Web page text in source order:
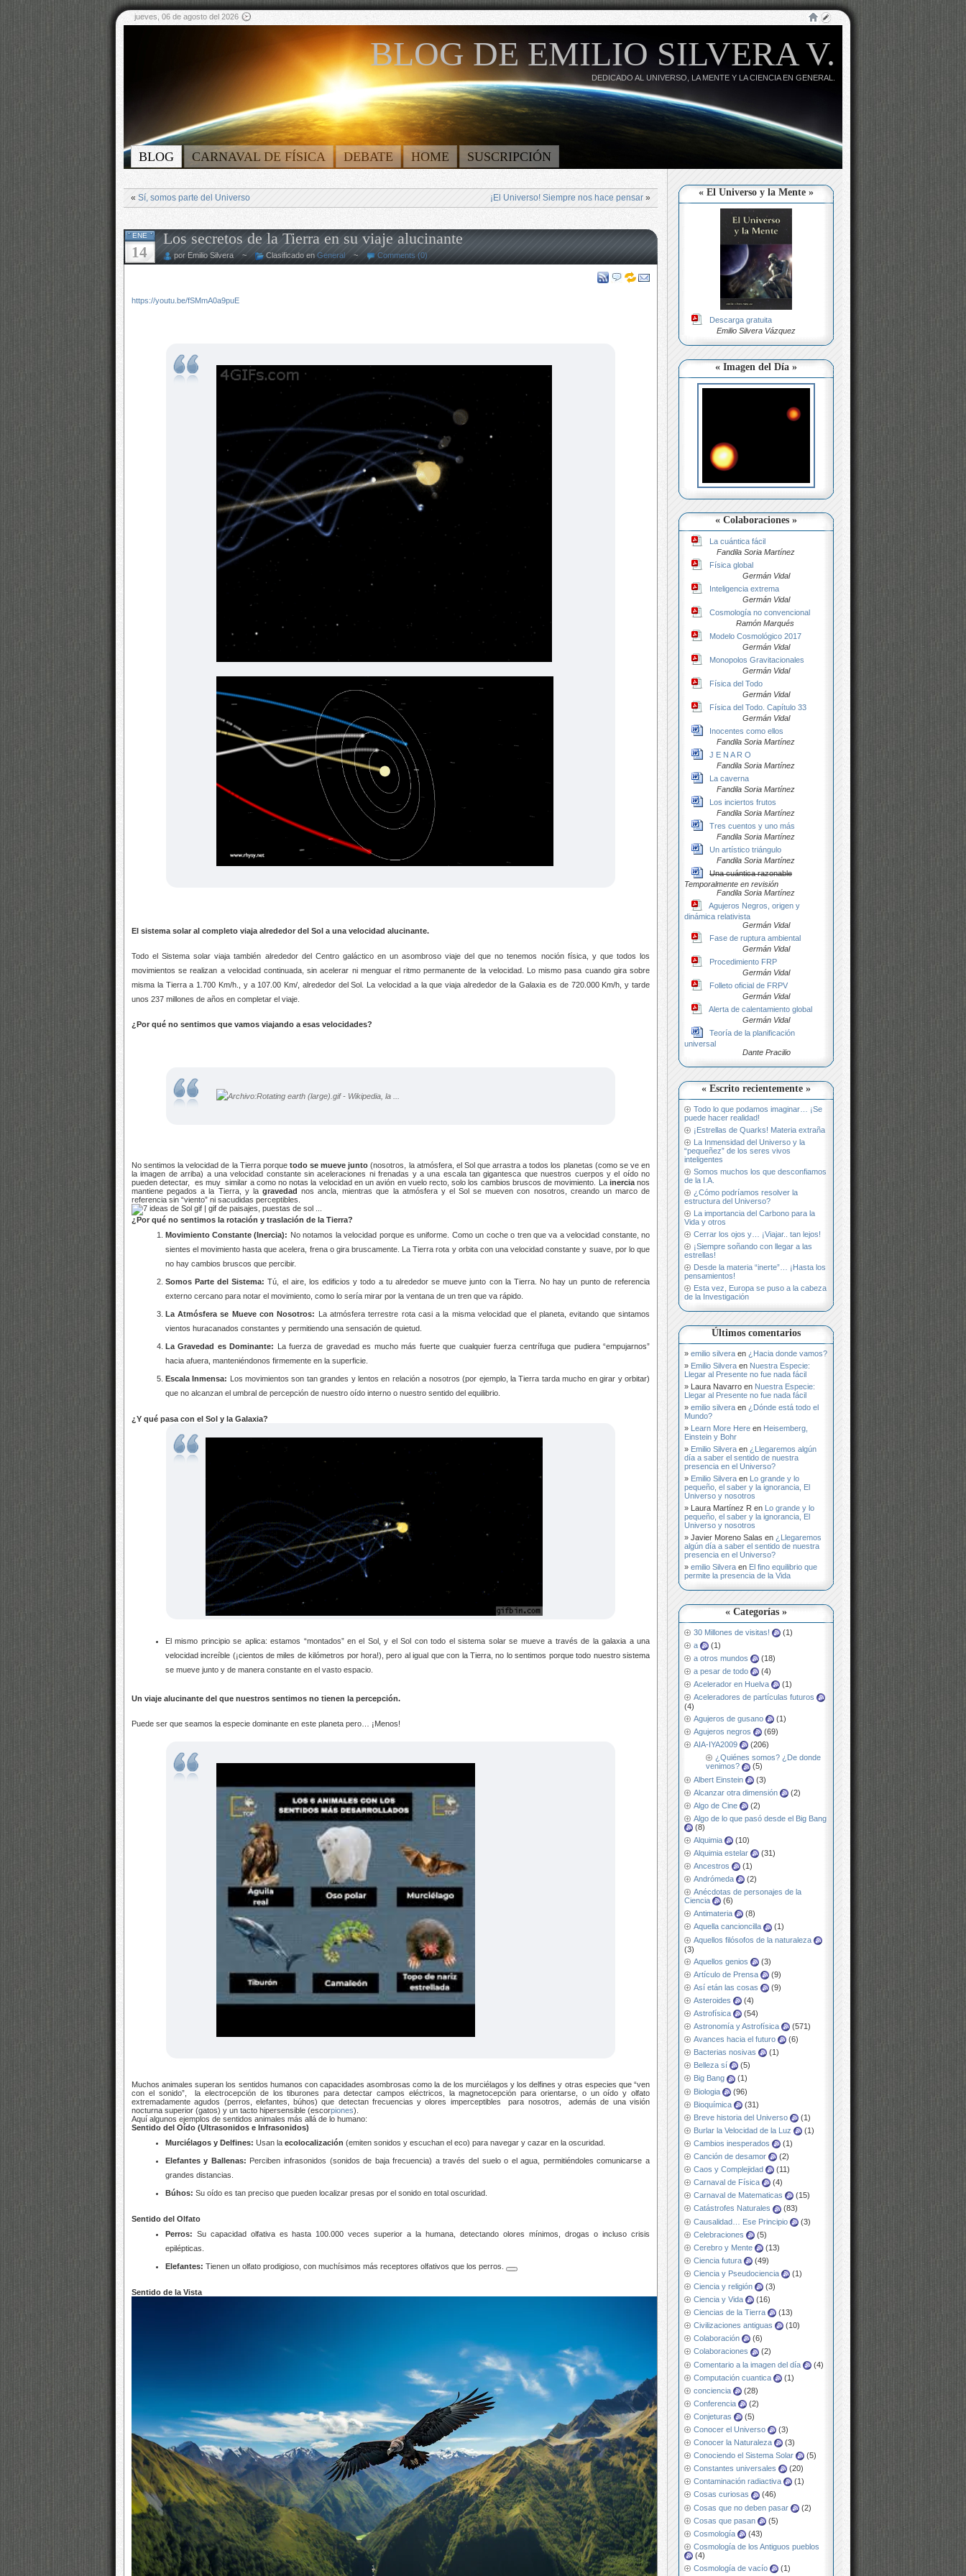
jueves, 06 de agosto del 2026
BLOG DE EMILIO SILVERA V.
DEDICADO AL UNIVERSO, LA MENTE Y LA CIENCIA EN GENERAL.
BLOG CARNAVAL DE FÍSICA DEBATE HOME SUSCRIPCIÓN
« El Universo y la Mente »
Descarga gratuita
Emilio Silvera Vázquez
« Imagen del Día »
« Colaboraciones »
La cuántica fácil
Fandila Soria Martínez
Física global
Germán Vidal
Inteligencia extrema
Germán Vidal
Cosmología no convencional
Ramón Marqués
Modelo Cosmológico 2017
Germán Vidal
Monopolos Gravitacionales
Germán Vidal
Física del Todo
Germán Vidal
Física del Todo. Capítulo 33
Germán Vidal
Inocentes como ellos
Fandila Soria Martínez
J E N A R O
Fandila Soria Martínez
La caverna
Fandila Soria Martínez
Los inciertos frutos
Fandila Soria Martínez
Tres cuentos y uno más
Fandila Soria Martínez
Un artístico triángulo
Fandila Soria Martínez
Una cuántica razonable
Temporalmente en revisión
Fandila Soria Martínez
Agujeros Negros, origen y
dinámica relativista
Germán Vidal
Fase de ruptura ambiental
Germán Vidal
Procedimiento FRP
Germán Vidal
Folleto oficial de FRPV
Germán Vidal
Alerta de calentamiento global
Germán Vidal
Teoría de la planificación
universal
Dante Pracilio
« Escrito recientemente »
Todo lo que podamos imaginar… ¡Se
puede hacer realidad!
¡Estrellas de Quarks! Materia extraña
La Inmensidad del Universo y la
“pequeñez” de los seres vivos
inteligentes
Somos muchos los que desconfiamos
de la I.A.
¿Cómo podríamos resolver la
estructura del Universo?
La importancia del Carbono para la
Vida y otros
Cerrar los ojos y… ¡Viajar.. tan lejos!
¡Siempre soñando con llegar a las
estrellas!
Desde la materia “inerte”… ¡Hasta los
pensamientos!
Esta vez, Europa se puso a la cabeza
de la Investigación
Últimos comentarios
emilio silvera en ¿Hacia donde vamos?
Emilio Silvera en Nuestra Especie:
Llegar al Presente no fue nada fácil
Laura Navarro en Nuestra Especie:
Llegar al Presente no fue nada fácil
emilio silvera en ¿Dónde está todo el
Mundo?
Learn More Here en Heisemberg,
Einstein y Bohr
Emilio Silvera en ¿Llegaremos algún
día a saber el sentido de nuestra
presencia en el Universo?
Emilio Silvera en Lo grande y lo
pequeño, el saber y la ignorancia, El
Universo y nosotros
Laura Martínez R en Lo grande y lo
pequeño, el saber y la ignorancia, El
Universo y nosotros
Javier Moreno Salas en ¿Llegaremos
algún día a saber el sentido de nuestra
presencia en el Universo?
emilio Silvera en El fino equilibrio que
permite la presencia de la Vida
« Categorías »
30 Millones de visitas!
(1)
a
(1)
a otros mundos
(18)
a pesar de todo
(4)
Acelerador en Huelva
(1)
Aceleradores de partículas futuros
(4)
Agujeros de gusano
(1)
Agujeros negros
(69)
AIA-IYA2009
(206)
¿Quiénes somos? ¿De donde
venimos?
(5)
Albert Einstein
(3)
Alcanzar otra dimensión
(2)
Algo de Cine
(2)
Algo de lo que pasó desde el Big Bang
(8)
Alquimia
(10)
Alquimia estelar
(31)
Ancestros
(1)
Andrómeda
(2)
Anécdotas de personajes de la
Ciencia
(6)
Antimateria
(8)
Aquella cancioncilla
(1)
Aquellos filósofos de la naturaleza
(3)
Aquellos genios
(3)
Artículo de Prensa
(9)
Así etán las cosas
(9)
Asteroides
(4)
Astrofísica
(54)
Astronomía y Astrofísica
(571)
Avances hacia el futuro
(6)
Bacterias nosivas
(1)
Belleza sí
(5)
Big Bang
(1)
Biologia
(96)
Bioquímica
(31)
Breve historia del Universo
(1)
Burlar la Velocidad de la Luz
(1)
Cambios inesperados
(1)
Canción de desamor
(2)
Caos y Complejidad
(11)
Carnaval de Física
(4)
Carnaval de Matematicas
(15)
Catástrofes Naturales
(83)
Causalidad… Ese Principio
(3)
Celebraciones
(5)
Cerebro y Mente
(13)
Ciencia futura
(49)
Ciencia y Pseudociencia
(1)
Ciencia y religión
(3)
Ciencia y Vida
(16)
Ciencias de la Tierra
(13)
Civilizaciones antiguas
(10)
Colaboración
(6)
Colaboraciones
(2)
Comentario a la imagen del día
(4)
Computación cuantica
(1)
conciencia
(28)
Conferencia
(2)
Conjeturas
(5)
Conocer el Universo
(3)
Conocer la Naturaleza
(3)
Conociendo el Sistema Solar
(5)
Constantes universales
(20)
Contaminación radiactiva
(1)
Cosas curiosas
(46)
Cosas que no deben pasar
(2)
Cosas que pasan
(5)
Cosmología
(43)
Cosmología de los Antiguos pueblos
(4)
Cosmología de vacío
(1)
« Sí, somos parte del Universo ¡El Universo! Siempre nos hace pensar »
ENE
14
Los secretos de la Tierra en su viaje alucinante
por Emilio Silvera ~ Clasificado en General ~ Comments (0)
https://youtu.be/fSMmA0a9puE
El sistema solar al completo viaja alrededor del Sol a una velocidad alucinante.
Todo el Sistema solar viaja también alrededor del Centro galáctico en un asombroso viaje del que no tenemos noción física, y que todos los
movimientos se realizan a velocidad continuada, sin acelerar ni menguar el ritmo permanente de la velocidad. Lo mismo pasa cuando gira sobre
misma la Tierra a 1.700 Km/h., y a 107.00 Km/, alrededor del Sol. La velocidad a la que viaja alrededor de la Galaxia es de 720.000 Km/h, y tarde
unos 237 millones de años en completar el viaje.
¿Por qué no sentimos que vamos viajando a esas velocidades?
No sentimos la velocidad de la Tierra porque todo se mueve junto(nosotros, la atmósfera, el Sol que arrastra a todos los planetas (como se ve en
la imagen de arriba) a una velocidad constante sin aceleraciones ni frenadas y a una escala tan gigantesca que nuestros cuerpos y el oído no
pueden detectar, es muy similar a como no notas la velocidad en un avión en vuelo recto, solo los cambios bruscos de movimiento. La inercianos
mantiene pegados a la Tierra, y la gravedad nos ancla, mientras que la atmósfera y el Sol se mueven con nosotros, creando un marco de
referencia sin “viento” ni sacudidas perceptibles.
¿Por qué no sentimos la rotación y traslación de la Tierra?
Movimiento Constante (Inercia): No notamos la velocidad porque es uniforme. Como un coche o tren que va a velocidad constante, no
sientes el movimiento hasta que acelera, frena o gira bruscamente. La Tierra rota y orbita con una velocidad constante y suave, por lo que
no hay cambios bruscos que percibir.
Somos Parte del Sistema: Tú, el aire, los edificios y todo a tu alrededor se mueve junto con la Tierra. No hay un punto de referencia
externo cercano para notar el movimiento, como lo sería mirar por la ventana de un tren que va rápido.
La Atmósfera se Mueve con Nosotros: La atmósfera terrestre rota casi a la misma velocidad que el planeta, evitando que sintamos
vientos huracanados constantes y permitiendo una sensación de quietud.
La Gravedad es Dominante: La fuerza de gravedad es mucho más fuerte que cualquier fuerza centrífuga que pudiera “empujarnos”
hacia afuera, manteniéndonos firmemente en la superficie.
Escala Inmensa: Los movimientos son tan grandes y lentos en relación a nosotros (por ejemplo, la Tierra tarda mucho en girar y orbitar)
que no alcanzan el umbral de percepción de nuestro oído interno o nuestro sentido del equilibrio.
¿Y qué pasa con el Sol y la Galaxia?
El mismo principio se aplica: estamos “montados” en el Sol, y el Sol con todo el sistema solar se mueve a través de la galaxia a una
velocidad increíble (¡cientos de miles de kilómetros por hora!), pero al igual que con la Tierra, no lo sentimos porque todo nuestro sistema
se mueve junto y de manera constante en el vasto espacio.
Un viaje alucinante del que nuestros sentimos no tienen la percepción.
Puede ser que seamos la especie dominante en este planeta pero… ¡Menos!
Muchos animales superan los sentidos humanos con capacidades asombrosas como la de los murciélagos y los delfines y otras especies que “ven
con el sonido”, la electrocepción de los tiburones para detectar campos eléctricos, la magnetocepción para orientarse, o un oído y olfato
extremadamente agudos (perros, elefantes, búhos) que detectan frecuencias y olores imperceptibles para nosotros, además de una visión
nocturna superior (gatos) y un tacto hipersensible (escorpiones).
Aquí algunos ejemplos de sentidos animales más allá de lo humano:
Sentido del Oído (Ultrasonidos e Infrasonidos)
Murciélagos y Delfines: Usan la ecolocalización (emiten sonidos y escuchan el eco) para navegar y cazar en la oscuridad.
Elefantes y Ballenas: Perciben infrasonidos (sonidos de baja frecuencia) a través del suelo o el agua, permitiéndoles comunicarse a
grandes distancias.
Búhos: Su oído es tan preciso que pueden localizar presas por el sonido en total oscuridad.
Sentido del Olfato
Perros: Su capacidad olfativa es hasta 100.000 veces superior a la humana, detectando olores mínimos, drogas o incluso crisis
epilépticas.
Elefantes: Tienen un olfato prodigioso, con muchísimos más receptores olfativos que los perros.
Sentido de la Vista